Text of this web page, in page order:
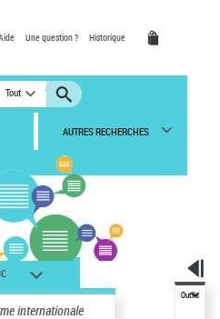
Une question ? Historique
Tout
AUTRES RECHERCHES
internationale
Outils